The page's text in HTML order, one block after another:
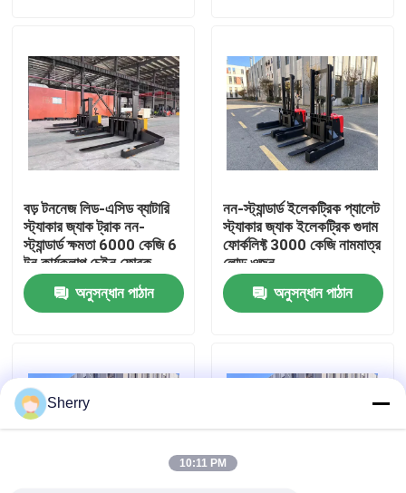
ভিডিও
আমাদের সম্পর্কে
কারখানা ভ্রমণ
মান নিয়ন্ত্রণ
যোগাযোগ করুন
ব্লগ
বড় টননেজ লিড-এসিড ব্যাটারি
স্ট্যাকার জ্যাক ট্রাক নন-
স্ট্যান্ডার্ড ক্ষমতা 6000 কেজি 6
টন কার্যকলাপ চেইন ফোরক
অনুসন্ধান পাঠান
নন-স্ট্যান্ডার্ড ইলেকট্রিক প্যালেট
স্ট্যাকার জ্যাক ইলেকট্রিক গুদাম
ফোর্কলিফ্ট 3000 কেজি নামমাত্র
লোড ওজন
অনুসন্ধান পাঠান
Sherry
10:11 PM